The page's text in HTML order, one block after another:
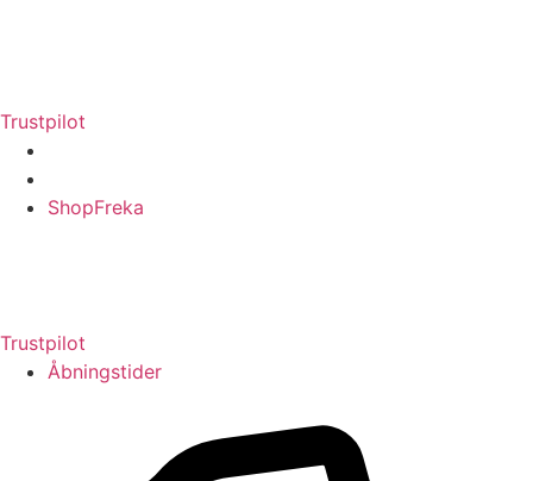
Trustpilot
ShopFreka
Trustpilot
Åbningstider